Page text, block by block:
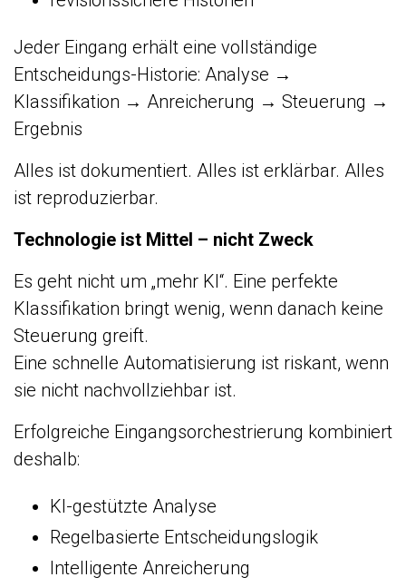
Jeder Eingang erhält eine vollständige
Entscheidungs-Historie: Analyse →
Klassifikation → Anreicherung → Steuerung →
Ergebnis
Alles ist dokumentiert. Alles ist erklärbar. Alles
ist reproduzierbar.
Technologie ist Mittel – nicht Zweck
Es geht nicht um „mehr KI“. Eine perfekte
Klassifikation bringt wenig, wenn danach keine
Steuerung greift.
Eine schnelle Automatisierung ist riskant, wenn
sie nicht nachvollziehbar ist.
Erfolgreiche Eingangsorchestrierung kombiniert
deshalb:
KI-gestützte Analyse
Regelbasierte Entscheidungslogik
Intelligente Anreicherung